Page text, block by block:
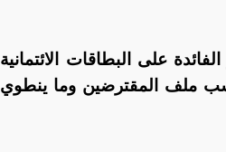
على البطاقات الائتمانية
وقد ترتفع إلى 38% بحسب ملف المقترضين وما ينطوي